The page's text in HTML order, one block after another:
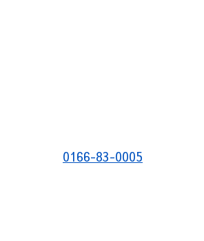
0166-83-0005